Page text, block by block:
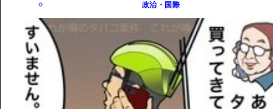
政治・国際